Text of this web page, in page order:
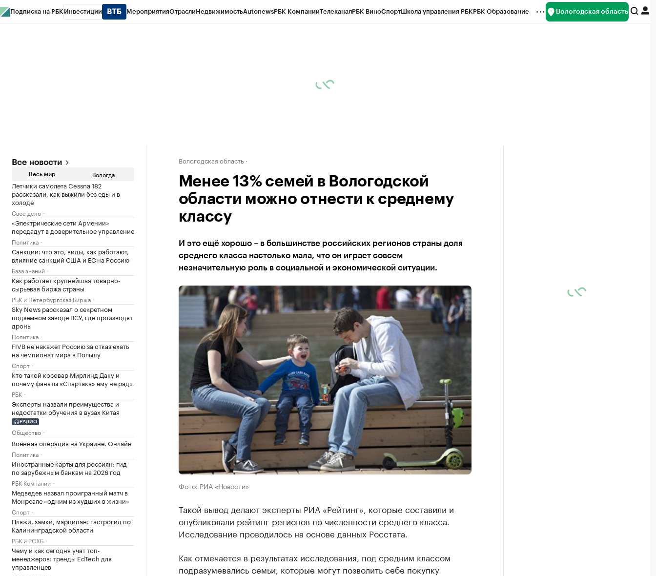
Подписка на РБК Инвестиции МероприятияОтраслиНедвижимостьAutonewsРБК КомпанииТелеканалРБК ВиноСпортШкола управления РБКРБК Образование Вологодская область
Все новости
Весь мир Вологда
Летчики самолета Cessna 182
рассказали, как выжили без еды и в
холоде
Свое дело
«Электрические сети Армении»
передадут в доверительное управление
Политика
Санкции: что это, виды, как работают,
влияние санкций США и ЕС на Россию
База знаний
Как работает крупнейшая товарно-
сырьевая биржа страны
РБК и Петербургская Биржа
Sky News рассказал о секретном
подземном заводе ВСУ, где производят
дроны
Политика
FIVB не накажет Россию за отказ ехать
на чемпионат мира в Польшу
Спорт
Кто такой косовар Мирлинд Даку и
почему фанаты «Спартака» ему не рады
РБК
Эксперты назвали преимущества и
недостатки обучения в вузах Китая
РАДИО
Общество
Военная операция на Украине. Онлайн
Политика
Иностранные карты для россиян: гид
по зарубежным банкам на 2026 год
РБК Компании
Медведев назвал проигранный матч в
Монреале «одним из худших в жизни»
Спорт
Пляжи, замки, марципан: гастрогид по
Калининградской области
РБК и РСХБ
Чему и как сегодня учат топ-
менеджеров: тренды EdTech для
управленцев
Вологодская область
Менее 13% семей в Вологодской
области можно отнести к среднему
классу
И это ещё хорошо – в большинстве российских регионов страны доля
среднего класса настолько мала, что он играет совсем
незначительную роль в социальной и экономической ситуации.
Фото: РИА «Новости»
Такой вывод делают эксперты РИА «Рейтинг», которые составили и
опубликовали рейтинг регионов по численности среднего класса.
Исследование проводилось на основе данных Росстата.
Как отмечается в результатах исследования, под средним классом
подразумевались семьи, которые могут позволить себе покупку